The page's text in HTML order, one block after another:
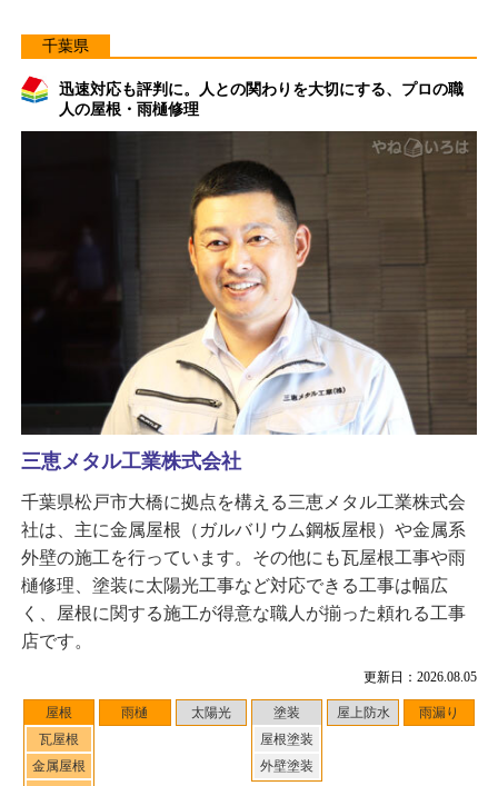
千葉県
迅速対応も評判に。人との関わりを大切にする、プロの職
人の屋根・雨樋修理
更新日：2026.08.05
屋根
瓦屋根
金属屋根
雨樋 太陽光
塗装
屋根塗装
外壁塗装
屋上防水 雨漏り
三恵メタル工業株式会社
千葉県松戸市大橋に拠点を構える三恵メタル工業株式会
社は、主に金属屋根（ガルバリウム鋼板屋根）や金属系
外壁の施工を行っています。その他にも瓦屋根工事や雨
樋修理、塗装に太陽光工事など対応できる工事は幅広
く、屋根に関する施工が得意な職人が揃った頼れる工事
店です。